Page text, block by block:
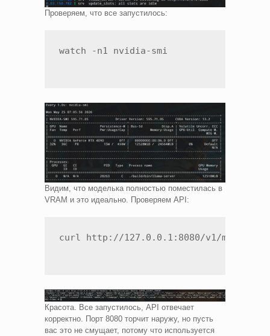
Проверяем, что все запустилось:
watch -n1 nvidia-smi
Видим, что моделька полностью поместилась в
VRAM и это идеально. Проверяем API:
curl http://127.0.0.1:8080/v1/models -H
Красота. Все запустилось, API отвечает
корректно. Порт 8080 торчит наружу, но пусть
вас это не смущает, потому что используется